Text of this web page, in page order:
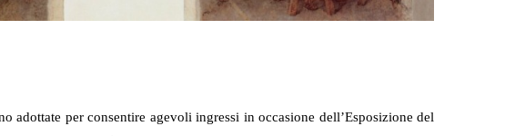
adottate per consentire agevoli ingressi in occasione dell’Esposizione del